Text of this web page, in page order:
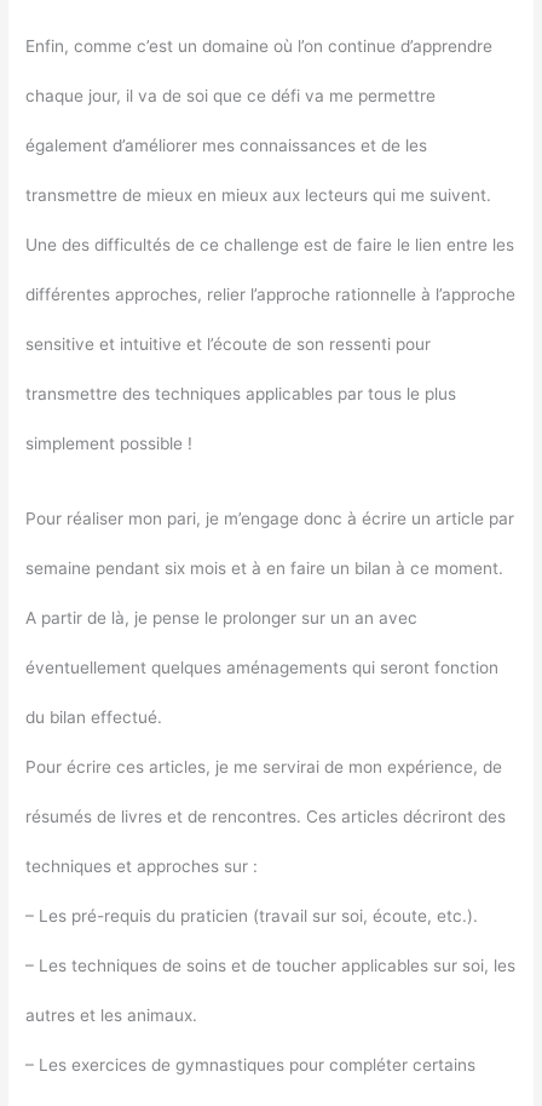
Enfin, comme c’est un domaine où l’on continue d’apprendre
chaque jour, il va de soi que ce défi va me permettre
également d’améliorer mes connaissances et de les
transmettre de mieux en mieux aux lecteurs qui me suivent.
Une des difficultés de ce challenge est de faire le lien entre les
différentes approches, relier l’approche rationnelle à l’approche
sensitive et intuitive et l’écoute de son ressenti pour
transmettre des techniques applicables par tous le plus
simplement possible !
Pour réaliser mon pari, je m’engage donc à écrire un article par
semaine pendant six mois et à en faire un bilan à ce moment.
A partir de là, je pense le prolonger sur un an avec
éventuellement quelques aménagements qui seront fonction
du bilan effectué.
Pour écrire ces articles, je me servirai de mon expérience, de
résumés de livres et de rencontres. Ces articles décriront des
techniques et approches sur :
– Les pré-requis du praticien (travail sur soi, écoute, etc.).
– Les techniques de soins et de toucher applicables sur soi, les
autres et les animaux.
– Les exercices de gymnastiques pour compléter certains